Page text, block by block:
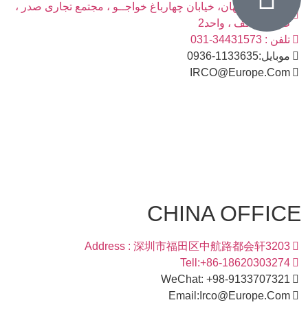
آدرس : اصفهان، خیابان چهارباغ خواجــو ، مجتمع تجاری صدر ،
طبقه همکف ، واحد2
تلفن : 34431573-031
موبایل:1133635-0936
IRCO@Europe.Com
CHINA OFFICE
Address : 深圳市福田区中航路都会轩3203
Tell:+86-18620303274
WeChat: +98-9133707321
Email:Irco@Europe.Com